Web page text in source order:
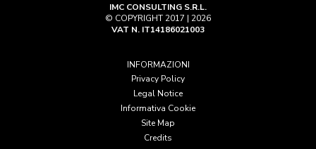
IMC CONSULTING S.R.L.
© COPYRIGHT 2017 | 2026
VAT N. IT14186021003
INFORMAZIONI
Privacy Policy
Legal Notice
Informativa Cookie
Site Map
Credits